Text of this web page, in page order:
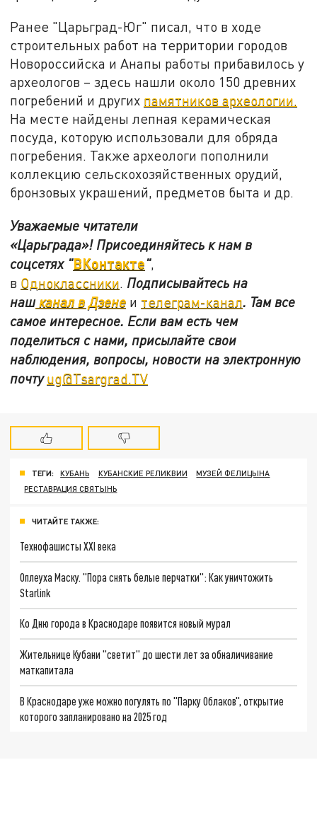
Ранее "Царьград-Юг" писал, что в ходе
строительных работ на территории городов
Новороссийска и Анапы работы прибавилось у
археологов – здесь нашли около 150 древних
погребений и других памятников археологии.
На месте найдены лепная керамическая
посуда, которую использовали для обряда
погребения. Также археологи пополнили
коллекцию сельскохозяйственных орудий,
бронзовых украшений, предметов быта и др.
Уважаемые читатели
«Царьграда»! Присоединяйтесь к нам в
соцсетях "ВКонтакте",
в Одноклассники. Подписывайтесь на
нашканал в Дзене и телеграм-канал. Там все
самое интересное. Если вам есть чем
поделиться с нами, присылайте свои
наблюдения, вопросы, новости на электронную
почтуug@Tsargrad.TV
ТЕГИ: КУБАНЬ КУБАНСКИЕ РЕЛИКВИИ
МУЗЕЙ ФЕЛИЦЫНА
РЕСТАВРАЦИЯ СВЯТЫНЬ
ЧИТАЙТЕ ТАКЖЕ:
Технофашисты XXI века
Оплеуха Маску. "Пора снять белые перчатки": Как уничтожить
Starlink
Ко Дню города в Краснодаре появится новый мурал
Жительнице Кубани "светит" до шести лет за обналичивание
маткапитала
В Краснодаре уже можно погулять по "Парку Облаков", открытие
которого запланировано на 2025 год